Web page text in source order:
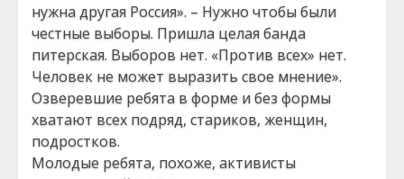
нужна другая Россия». – Нужно чтобы были
честные выборы. Пришла целая банда
питерская. Выборов нет. «Против всех» нет.
Человек не может выразить свое мнение».
Озверевшие ребята в форме и без формы
хватают всех подряд, стариков, женщин,
подростков.
Молодые ребята, похоже, активисты